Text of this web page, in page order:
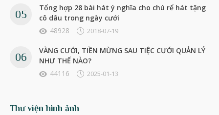
Tổng hợp 28 bài hát ý nghĩa cho chú rể hát tặng
cô dâu trong ngày cưới
48928
2018-07-19
VÀNG CƯỚI, TIỀN MỪNG SAU TIỆC CƯỚI QUẢN LÝ
NHƯ THẾ NÀO?
44116
2025-01-13
Thư viện hình ảnh